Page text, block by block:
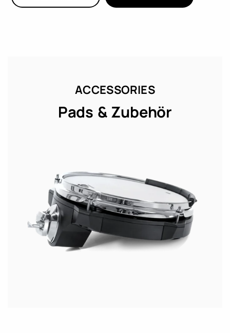
ACCESSORIES
Pads & Zubehör